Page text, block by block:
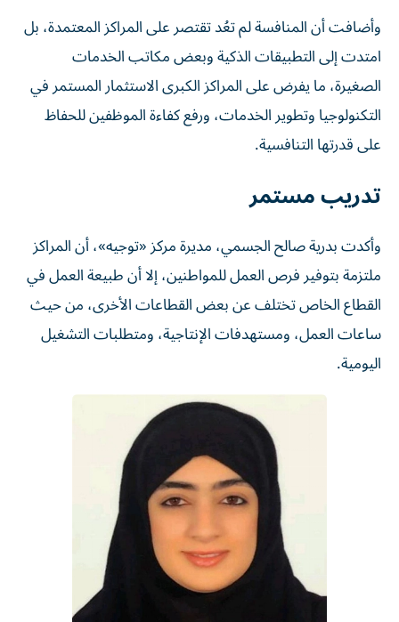
وأضافت أن المنافسة لم تعُد تقتصر على المراكز المعتمدة، بل
امتدت إلى التطبيقات الذكية وبعض مكاتب الخدمات
الصغيرة، ما يفرض على المراكز الكبرى الاستثمار المستمر في
التكنولوجيا وتطوير الخدمات، ورفع كفاءة الموظفين للحفاظ
على قدرتها التنافسية.
تدريب مستمر
وأكدت بدرية صالح الجسمي، مديرة مركز «توجيه»، أن المراكز
ملتزمة بتوفير فرص العمل للمواطنين، إلا أن طبيعة العمل في
القطاع الخاص تختلف عن بعض القطاعات الأخرى، من حيث
ساعات العمل، ومستهدفات الإنتاجية، ومتطلبات التشغيل
اليومية.